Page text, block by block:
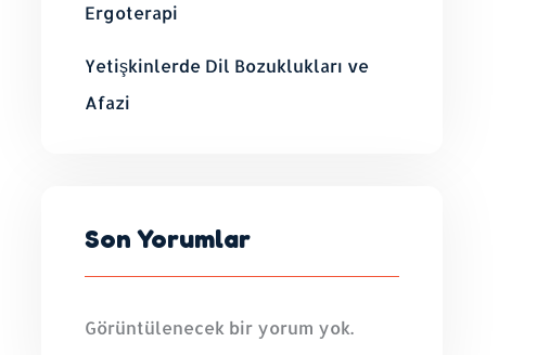
Ergoterapi
Yetişkinlerde Dil Bozuklukları ve
Afazi
Son Yorumlar
Görüntülenecek bir yorum yok.